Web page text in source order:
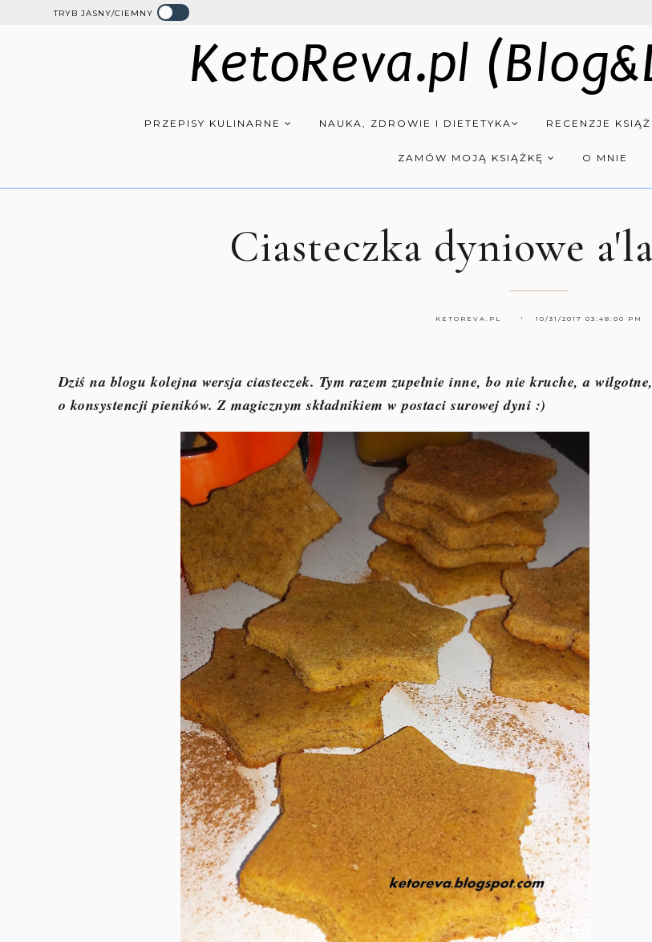
TRYB JASNY/CIEMNY
KetoReva.pl
PRZEPISY KULINARNE NAUKA, ZDROWIE I DIETETYKA RECENZJE
ZAMÓW MOJĄ KSIĄŻKĘ O MNIE
Ciasteczka dyniowe
KETOREVA.PL 10/31/2017 03:48:00 PM
Dziś na blogu kolejna wersja ciasteczek. Tym razem zupełnie inne, bo nie kruche, a
o konsystencji pieników. Z magicznym składnikiem w postaci surowej dyni :)